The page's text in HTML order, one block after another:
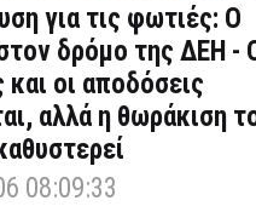
για τις φωτιές: Ο
δρόμο της ΔΕΗ -
οι αποδόσεις
αλλά η θωράκιση
08:09:33